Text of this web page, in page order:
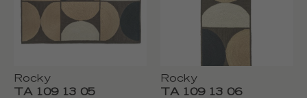
Rocky
TA 109 13 05
Rocky
TA 109 13 06